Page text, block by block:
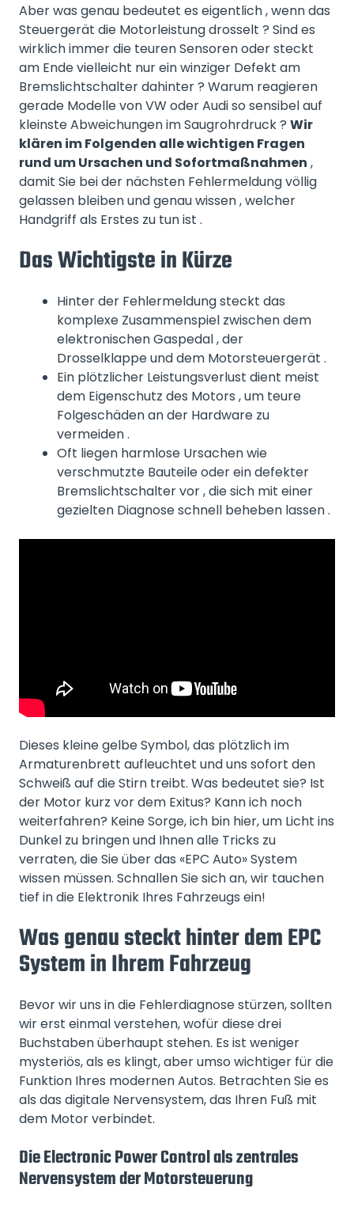
Aber was genau bedeutet es eigentlich , wenn das
Steuergerät die Motorleistung drosselt ? Sind es
wirklich immer die teuren Sensoren oder steckt
am Ende vielleicht nur ein winziger Defekt am
Bremslichtschalter dahinter ? Warum reagieren
gerade Modelle von VW oder Audi so sensibel auf
kleinste Abweichungen im Saugrohrdruck ? Wir
klären im Folgenden alle wichtigen Fragen
rund um Ursachen und Sofortmaßnahmen ,
damit Sie bei der nächsten Fehlermeldung völlig
gelassen bleiben und genau wissen , welcher
Handgriff als Erstes zu tun ist .
Das Wichtigste in Kürze
Hinter der Fehlermeldung steckt das
komplexe Zusammenspiel zwischen dem
elektronischen Gaspedal , der
Drosselklappe und dem Motorsteuergerät .
Ein plötzlicher Leistungsverlust dient meist
dem Eigenschutz des Motors , um teure
Folgeschäden an der Hardware zu
vermeiden .
Oft liegen harmlose Ursachen wie
verschmutzte Bauteile oder ein defekter
Bremslichtschalter vor , die sich mit einer
gezielten Diagnose schnell beheben lassen .
Dieses kleine gelbe Symbol, das plötzlich im
Armaturenbrett aufleuchtet und uns sofort den
Schweiß auf die Stirn treibt. Was bedeutet sie? Ist
der Motor kurz vor dem Exitus? Kann ich noch
weiterfahren? Keine Sorge, ich bin hier, um Licht ins
Dunkel zu bringen und Ihnen alle Tricks zu
verraten, die Sie über das «EPC Auto» System
wissen müssen. Schnallen Sie sich an, wir tauchen
tief in die Elektronik Ihres Fahrzeugs ein!
Was genau steckt hinter dem EPC
System in Ihrem Fahrzeug
Bevor wir uns in die Fehlerdiagnose stürzen, sollten
wir erst einmal verstehen, wofür diese drei
Buchstaben überhaupt stehen. Es ist weniger
mysteriös, als es klingt, aber umso wichtiger für die
Funktion Ihres modernen Autos. Betrachten Sie es
als das digitale Nervensystem, das Ihren Fuß mit
dem Motor verbindet.
Die Electronic Power Control als zentrales
Nervensystem der Motorsteuerung